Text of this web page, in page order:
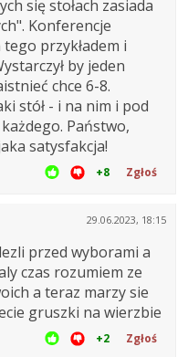
się stołach zasiada
Konferencje
przykładem i
by jeden
chce 6-8.
stół - i na nim i pod
Państwo,
satysfakcja!
+8 Zgłoś
29.06.2023, 18:15
przed wyborami a
czas rozumiem ze
a teraz marzy sie
gruszki na wierzbie
+2 Zgłoś